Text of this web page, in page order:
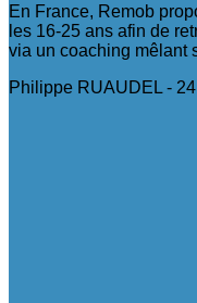
En France, Remob
les 16-25 ans afin de
via un coaching mêlant
Philippe RUAUDEL